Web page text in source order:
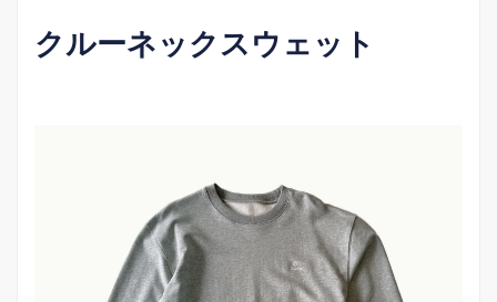
クルーネックスウェット